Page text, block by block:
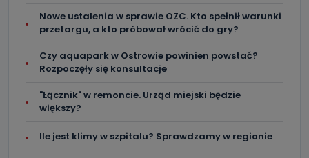
Nowe ustalenia w sprawie OZC. Kto spełnił warunki
przetargu, a kto próbował wrócić do gry?
Czy aquapark w Ostrowie powinien powstać?
Rozpoczęły się konsultacje
"Łącznik" w remoncie. Urząd miejski będzie
większy?
Ile jest klimy w szpitalu? Sprawdzamy w regionie